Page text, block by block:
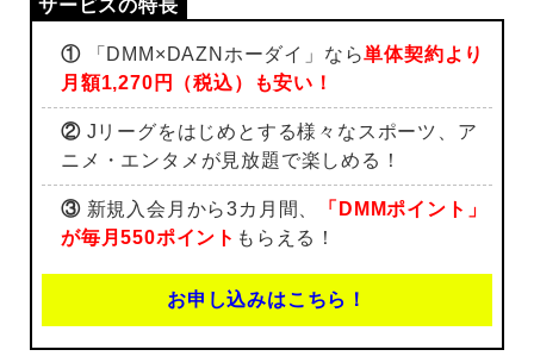
①「DMM×DAZNホーダイ」なら単体契約より
月額1,270円（税込）も安い！
②Jリーグをはじめとする様々なスポーツ、ア
ニメ・エンタメが見放題で楽しめる！
③新規入会月から3カ月間、
「DMMポイント」
が毎月550ポイント もらえる！
お申し込みはこちら！